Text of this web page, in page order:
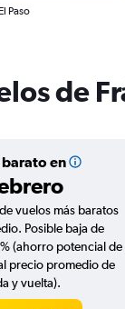
Paso
de
barato en
vuelos más baratos
Posible baja de
(ahorro potencial de
precio promedio de
y vuelta).